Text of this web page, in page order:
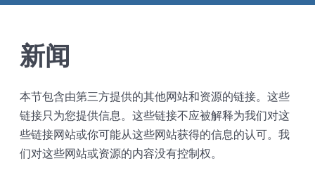
新闻
本节包含由第三方提供的其他网站和资源的链接。这些
链接只为您提供信息。这些链接不应被解释为我们对这
些链接网站或你可能从这些网站获得的信息的认可。我
们对这些网站或资源的内容没有控制权。